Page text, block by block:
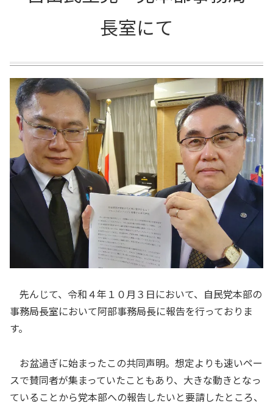
長室にて
先んじて、令和４年１０月３日において、自民党本部の
事務局長室において阿部事務局長に報告を行っておりま
す。
お盆過ぎに始まったこの共同声明。想定よりも速いペー
スで賛同者が集まっていたこともあり、大きな動きとなっ
ていることから党本部への報告したいと要請したところ、